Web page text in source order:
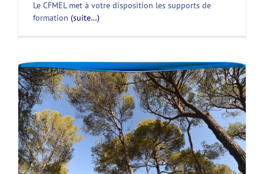
Le CFMEL met à votre disposition les supports de
formation (suite…)